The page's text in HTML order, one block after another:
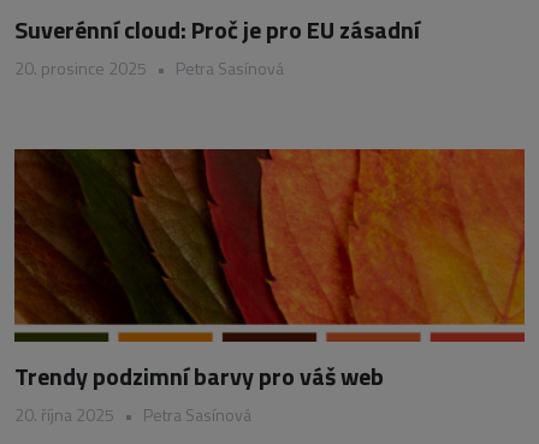
Suverénní cloud: Proč je pro EU zásadní
20. prosince 2025 • Petra Sasínová
Trendy podzimní barvy pro váš web
20. října 2025 • Petra Sasínová